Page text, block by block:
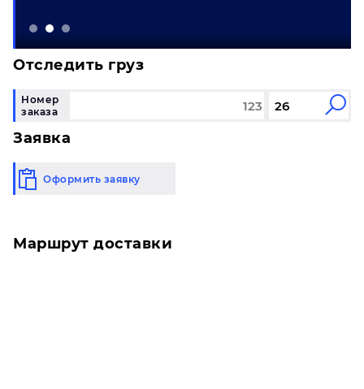
Отследить груз
Номер
заказа
Заявка
Оформить заявку
Маршрут доставки